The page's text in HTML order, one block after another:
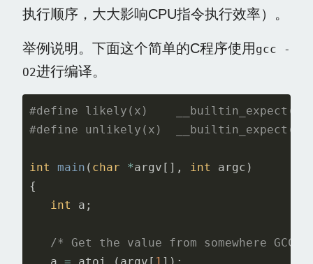
执行顺序，大大影响CPU指令执行效率）。
举例说明。下面这个简单的C程序使用 gcc -
O2进行编译。
#define likely(x)
int main ( char *argv [], int argc )
{
int
a ;
/* Get the value from somewhere